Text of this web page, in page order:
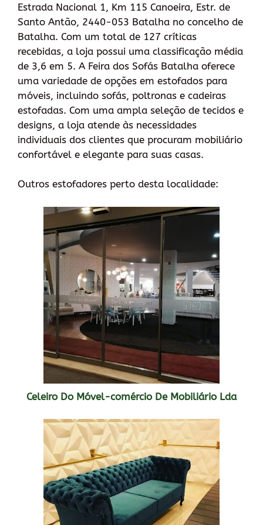
Estrada Nacional 1, Km 115 Canoeira, Estr. de
Santo Antão, 2440-053 Batalha no concelho de
Batalha. Com um total de 127 críticas
recebidas, a loja possui uma classificação média
de 3,6 em 5. A Feira dos Sofás Batalha oferece
uma variedade de opções em estofados para
móveis, incluindo sofás, poltronas e cadeiras
estofadas. Com uma ampla seleção de tecidos e
designs, a loja atende às necessidades
individuais dos clientes que procuram mobiliário
confortável e elegante para suas casas.
Outros estofadores perto desta localidade:
Celeiro Do Móvel-comércio De Mobiliário Lda